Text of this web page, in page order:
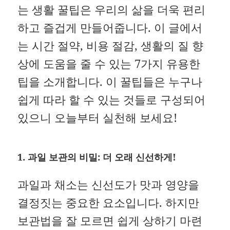
는 생활 꿀팁은 우리의 삶을 더욱 편리
하고 즐겁게 만들어줍니다. 이 글에서
는 시간 절약, 비용 절감, 생활의 질 향
상에 도움을 줄 수 있는 7가지 유용한
팁을 소개합니다. 이 꿀팁들은 누구나
쉽게 따라 할 수 있는 것들로 구성되어
있으니 오늘부터 실천해 보세요!
1. 과일 보관의 비밀: 더 오래 신선하게!
과일과 채소는 신선도가 맛과 영양을
결정짓는 중요한 요소입니다. 하지만
보관법을 잘 모르면 쉽게 상하기 마련